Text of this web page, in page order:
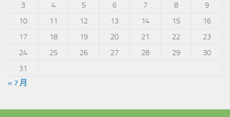
3
4 5 6 7 8
9
10
11 12 13 14 15
16
17
18 19 20 21 22
23
24
25 26 27 28 29
30
31
« 7 月